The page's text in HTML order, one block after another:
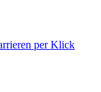
per Klick